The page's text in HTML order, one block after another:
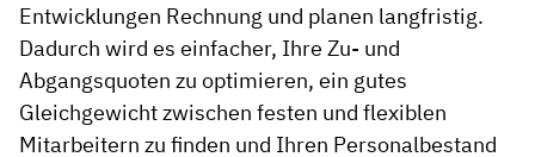
Entwicklungen Rechnung und planen langfristig.
Dadurch wird es einfacher, Ihre Zu- und
Abgangsquoten zu optimieren, ein gutes
Gleichgewicht zwischen festen und flexiblen
Mitarbeitern zu finden und Ihren Personalbestand